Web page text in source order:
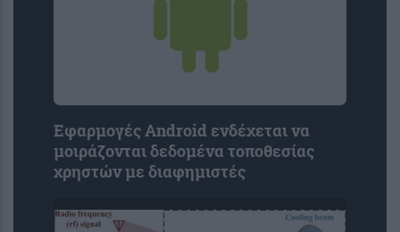
Εφαρμογές Android ενδέχεται να
μοιράζονται δεδομένα τοποθεσίας
χρηστών με διαφημιστές